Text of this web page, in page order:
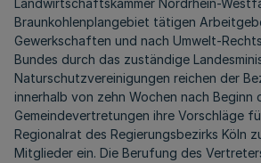
Landwirtschaftskammer Nordrhein-
Braunkohlenplangebiet tätigen
Gewerkschaften und nach Umwelt-
Bundes durch das zuständige
Naturschutzvereinigungen reichen der
innerhalb von zehn Wochen nach Beginn
Gemeindevertretungen ihre Vorschläge
Regionalrat des Regierungsbezirks Köln
Mitglieder ein. Die Berufung des